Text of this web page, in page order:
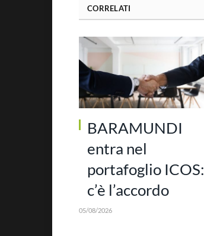
CORRELATI
BARAMUNDI
entra nel
portafoglio ICOS:
c’è l’accordo
05/08/2026